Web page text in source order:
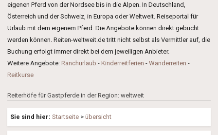
eigenen Pferd von der Nordsee bis in die Alpen. In Deutschland,
Österreich und der Schweiz, in Europa oder Weltweit. Reiseportal für
Urlaub mit dem eigenem Pferd. Die Angebote können direkt gebucht
werden können. Reiten-weltweit.de tritt nicht selbst als Vermittler auf, die
Buchung erfolgt immer direkt bei dem jeweiligen Anbieter.
Weitere Angebote: Ranchurlaub - Kinderreitferien - Wanderreiten -
Reitkurse
Reiterhöfe für Gastpferde in der Region: weltweit
Sie sind hier: Startseite > übersicht